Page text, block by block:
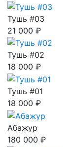
Тушь #03
21 000 ₽
Тушь #02
18 000 ₽
Тушь #01
18 000 ₽
Абажур
180 000 ₽